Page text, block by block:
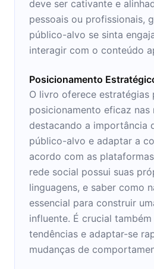
deve ser cativante e
pessoais ou profissionais,
público-alvo se sinta
interagir com o conteúdo
Posicionamento
O livro oferece estratégias
posicionamento eficaz nas
destacando a importância
público-alvo e adaptar a
acordo com as
rede social possui suas
linguagens, e saber como
essencial para construir
influente. É crucial
tendências e adaptar-se
mudanças de